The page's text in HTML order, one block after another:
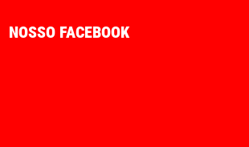
NOSSO FACEBOOK